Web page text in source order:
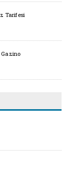
Tarifesi